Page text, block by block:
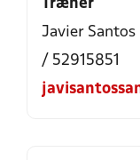
Træner
Javier Santos
/ 52915851